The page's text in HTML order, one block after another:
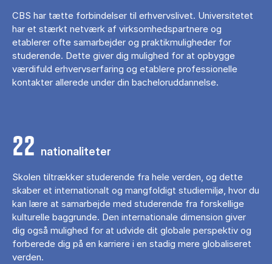
CBS har tætte forbindelser til erhvervslivet. Universitetet
har et stærkt netværk af virksomhedspartnere og
etablerer ofte samarbejder og praktikmuligheder for
studerende. Dette giver dig mulighed for at opbygge
værdifuld erhvervserfaring og etablere professionelle
kontakter allerede under din bacheloruddannelse.
22 nationaliteter
Skolen tiltrækker studerende fra hele verden, og dette
skaber et internationalt og mangfoldigt studiemiljø, hvor du
kan lære at samarbejde med studerende fra forskellige
kulturelle baggrunde. Den internationale dimension giver
dig også mulighed for at udvide dit globale perspektiv og
forberede dig på en karriere i en stadig mere globaliseret
verden.